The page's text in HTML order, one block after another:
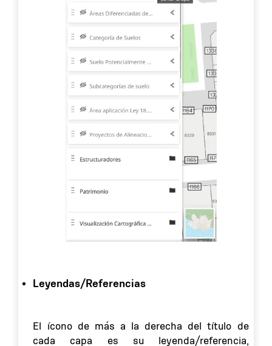
Leyendas/Referencias
El ícono de más a la derecha del título de
cada capa es su leyenda/referencia,